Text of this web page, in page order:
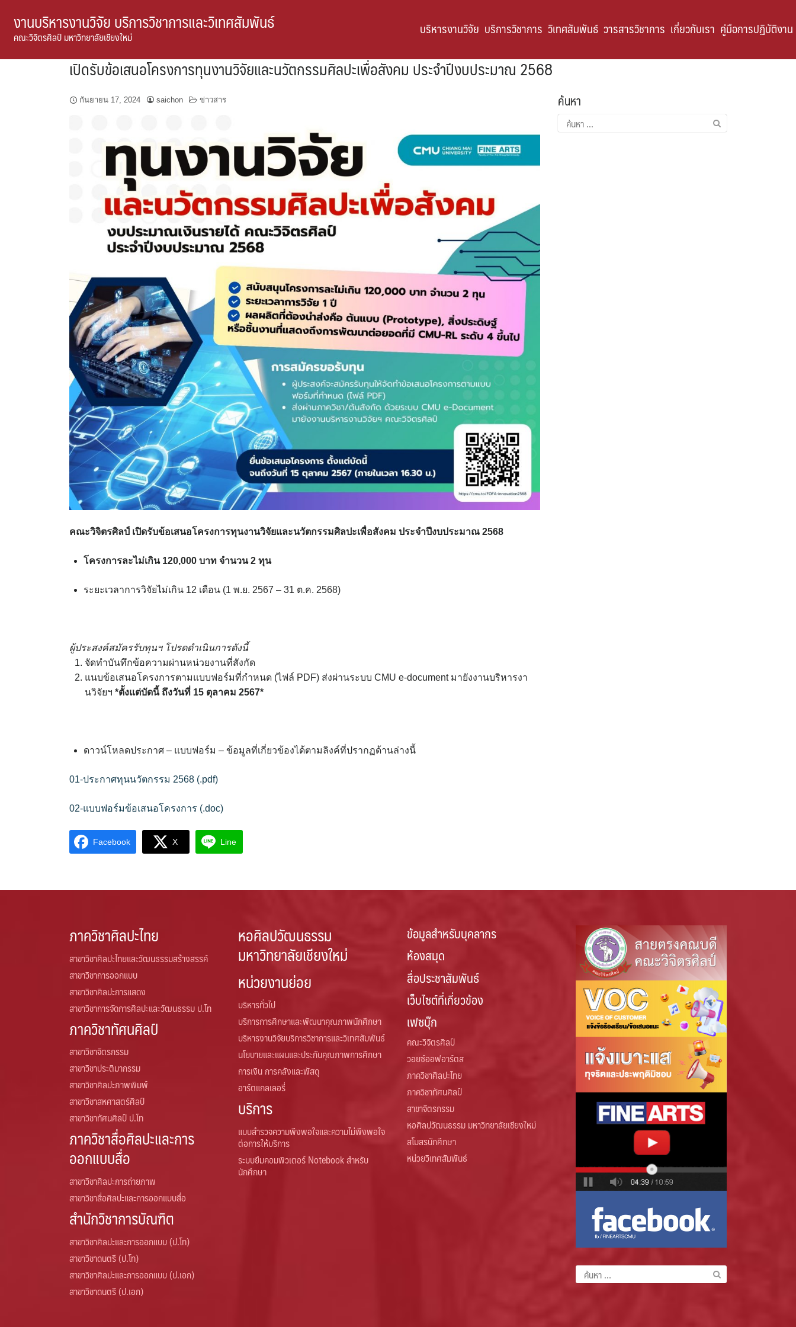
content
งานบริหารงานวิจัย บริการวิชาการและวิเทศสัมพันธ์
คณะวิจิตรศิลป์ มหาวิทยาลัยเชียงใหม่ บริหารงานวิจัย บริการวิชาการ วิเทศสัมพันธ์ วารสารวิชาการ เกี่ยวกับเรา คู่มือการปฏิบัติงาน
เปิดรับข้อเสนอโครงการทุนงานวิจัยและนวัตกรรมศิลปะเพื่อสังคม ประจำปีงบประมาณ 2568
กันยายน 17, 2024 saichon ข่าวสาร
คณะวิจิตรศิลป์ เปิดรับข้อเสนอโครงการทุนงานวิจัยและนวัตกรรมศิลปะเพื่อสังคม ประจำปีงบประมาณ 2568
โครงการละไม่เกิน 120,000 บาท จำนวน 2 ทุน
ระยะเวลาการวิจัยไม่เกิน 12 เดือน (1 พ.ย. 2567 – 31 ต.ค. 2568)
ผู้ประสงค์สมัครรับทุนฯ โปรดดำเนินการดังนี้
จัดทำบันทึกข้อความผ่านหน่วยงานที่สังกัด
แนบข้อเสนอโครงการตามแบบฟอร์มที่กำหนด (ไฟล์ PDF) ส่งผ่านระบบ CMU e-document มายังงานบริหารงา
นวิจัยฯ *ตั้งแต่บัดนี้ ถึงวันที่ 15 ตุลาคม 2567*
ดาวน์โหลดประกาศ – แบบฟอร์ม – ข้อมูลที่เกี่ยวข้องได้ตามลิงค์ที่ปรากฏด้านล่างนี้
01-ประกาศทุนนวัตกรรม 2568 (.pdf)
02-แบบฟอร์มข้อเสนอโครงการ (.doc)
Facebook X Line
ค้นหา
ค้นหา
สำหรับ:
ภาควิชาศิลปะไทย
สาขาวิชาศิลปะไทยและวัฒนธรรมสร้างสรรค์
สาขาวิชาการออกแบบ
สาขาวิชาศิลปะการแสดง
สาขาวิชาการจัดการศิลปะและวัฒนธรรม ป.โท
ภาควิชาทัศนศิลป์
สาขาวิชาจิตรกรรม
สาขาวิชาประติมากรรม
สาขาวิชาศิลปะภาพพิมพ์
สาขาวิชาสหศาสตร์ศิลป์
สาขาวิชาทัศนศิลป์ ป.โท
ภาควิชาสื่อศิลปะและการ
ออกแบบสื่อ
สาขาวิชาศิลปะการถ่ายภาพ
สาขาวิชาสื่อศิลปะและการออกแบบสื่อ
สำนักวิชาการบัณฑิต
สาขาวิชาศิลปะและการออกแบบ (ป.โท)
สาขาวิชาดนตรี (ป.โท)
สาขาวิชาศิลปะและการออกแบบ (ป.เอก)
สาขาวิชาดนตรี (ป.เอก)
หอศิลปวัฒนธรรม
มหาวิทยาลัยเชียงใหม่
หน่วยงานย่อย
บริหารทั่วไป
บริการการศึกษาและพัฒนาคุณภาพนักศึกษา
บริหารงานวิจัยบริการวิชาการและวิเทศสัมพันธ์
นโยบายและแผนและประกันคุณภาพการศึกษา
การเงิน การคลังและพัสดุ
อาร์ตแกลเลอรี่
บริการ
แบบสำรวจความพึงพอใจและความไม่พึงพอใจ
ต่อการให้บริการ
ระบบยืมคอมพิวเตอร์ Notebook สำหรับ
นักศึกษา
ข้อมูลสำหรับบุคลากร
ห้องสมุด
สื่อประชาสัมพันธ์
เว็บไซต์ที่เกี่ยวข้อง
เฟซบุ๊ก
คณะวิจิตรศิลป์
วอยซ์ออฟอาร์ตส
ภาควิชาศิลปะไทย
ภาควิชาทัศนศิลป์
สาขาจิตรกรรม
หอศิลปวัฒนธรรม มหาวิทยาลัยเชียงใหม่
สโมสรนักศึกษา
หน่วยวิเทศสัมพันธ์
ค้นหา
สำหรับ: